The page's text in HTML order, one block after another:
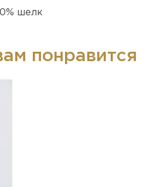
шелк
понравится